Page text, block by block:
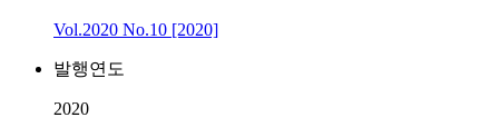
Vol.2020 No.10 [2020]
발행연도
2020